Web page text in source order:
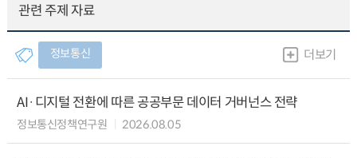
관련 주제 자료
정보통신 더보기
AI·디지털 전환에 따른 공공부문 데이터 거버넌스 전략
정보통신정책연구원 2026.08.05